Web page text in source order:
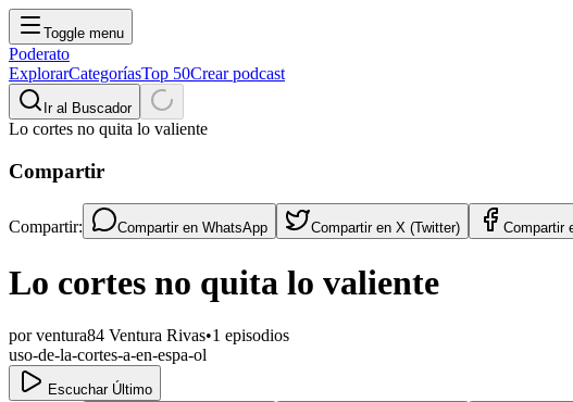
Toggle menu
Poderato
ExplorarCategoríasTop 50Crear podcast
Ir al Buscador
Lo cortes no quita lo valiente
Compartir
Compartir: Compartir en WhatsApp Compartir en X (Twitter) Compartir
Lo cortes no quita lo valiente
porventura84 Ventura Rivas•1 episodios
uso-de-la-cortes-a-en-espa-ol
Escuchar Último